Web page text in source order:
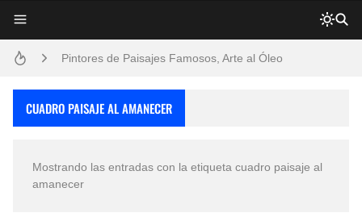
Pintores de Paisajes Famosos, Arte al Óleo
CUADRO PAISAJE AL AMANECER
Mostrando las entradas con la etiqueta cuadro paisaje al
amanecer